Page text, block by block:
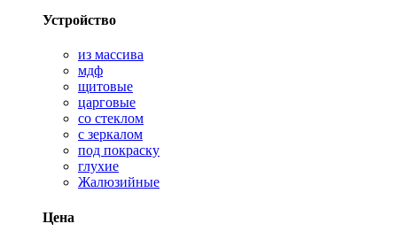
Устройство
из массива
мдф
щитовые
царговые
со стеклом
с зеркалом
под покраску
глухие
Жалюзийные
Цена